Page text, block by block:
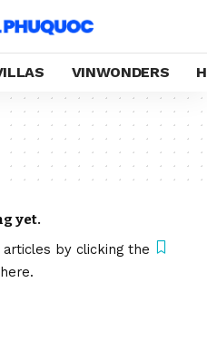
VINWONDERS
yet.
by clicking the